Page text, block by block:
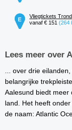
Vliegtickets
vanaf € 151 (264
Lees meer over
... over drie
belangrijke
Aalesund biedt meer
land. Het heeft
de naam: Atlantic